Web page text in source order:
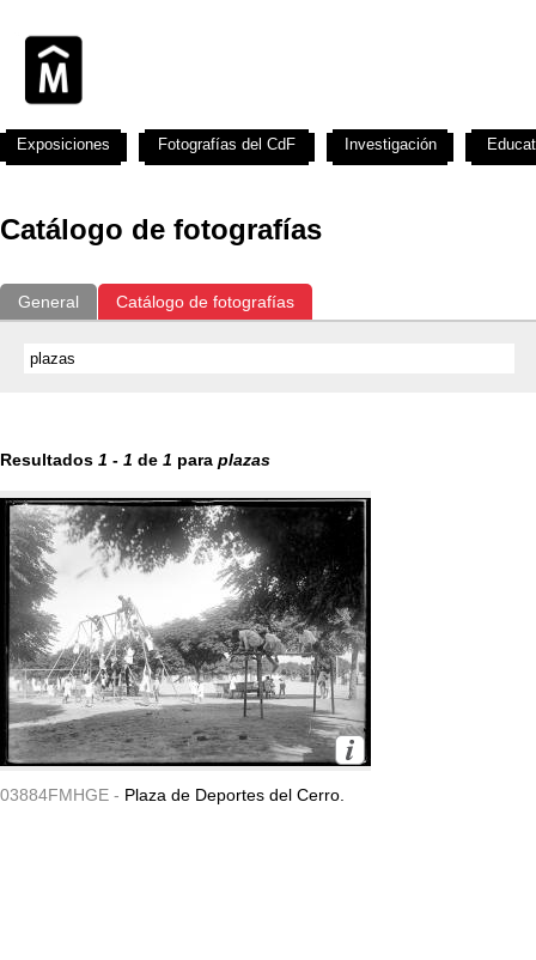
Catálogo de fotografías
General Catálogo de fotografías
Resultados 1 - 1 de 1 para plazas
03884FMHGE - Plaza de Deportes del Cerro.
Exposiciones Fotografías del CdF Investigación